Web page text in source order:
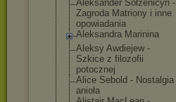
Aleksander Sołżenicyn -
Zagroda Matriony i inne
opowiadania
Aleksandra Marinina
Aleksy Awdiejew -
Szkice z filozofii
potocznej
Alice Sebold - Nostalgia
anioła